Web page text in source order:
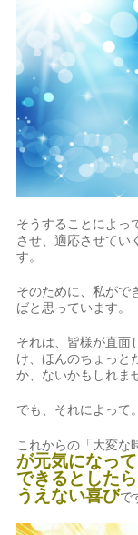
そうすることによっ
させ、適応させてい
す。
そのために、私がで
ばと思っています。
それは、皆様が直面
け、ほんのちょっと
か、ないかもしれま
でも、それによって。
これからの「大変な
が元気になっ
できるとした
うえない喜びで